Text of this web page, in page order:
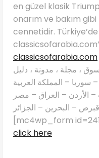
en güzel klasik
onarım ve bakım
cennetidir.
classicsofarabia.com
، مجلة ، مدونة ، دليل
سوريا – المملكة العربية
الأردن – العراق – مصر
– البحرين – الجزائر
[mc4wp_form
click here